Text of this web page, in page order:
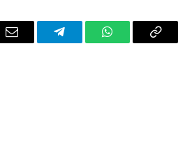
Email TelegramWhatsAppCopy